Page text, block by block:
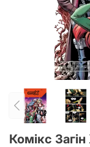
Комікс